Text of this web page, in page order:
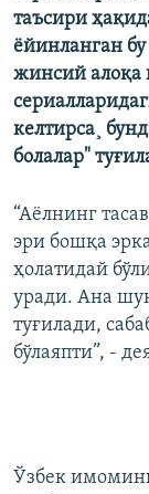
таъсири
ëйинланган
жинсий алоқа
келтирса¸
болалар"
“Аёлнинг
эри бошқа
ҳолатидай
уради. Ана
туғилади,
бўлаяпти”, -
Ўзбек